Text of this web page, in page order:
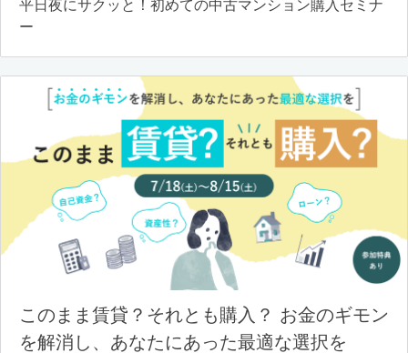
平日夜にサクッと！初めての中古マンション購入セミナ
ー
このまま賃貸？それとも購入？ お金のギモン
を解消し、あなたにあった最適な選択を